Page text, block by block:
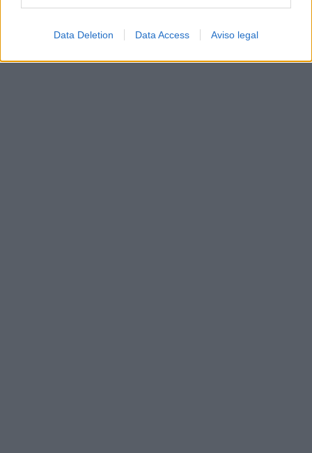
Data Deletion Data Access Aviso legal